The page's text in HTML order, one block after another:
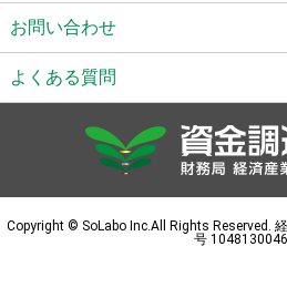
お問い合わせ
よくある質問
Copyright © SoLabo Inc.All Rights Reserved.
号